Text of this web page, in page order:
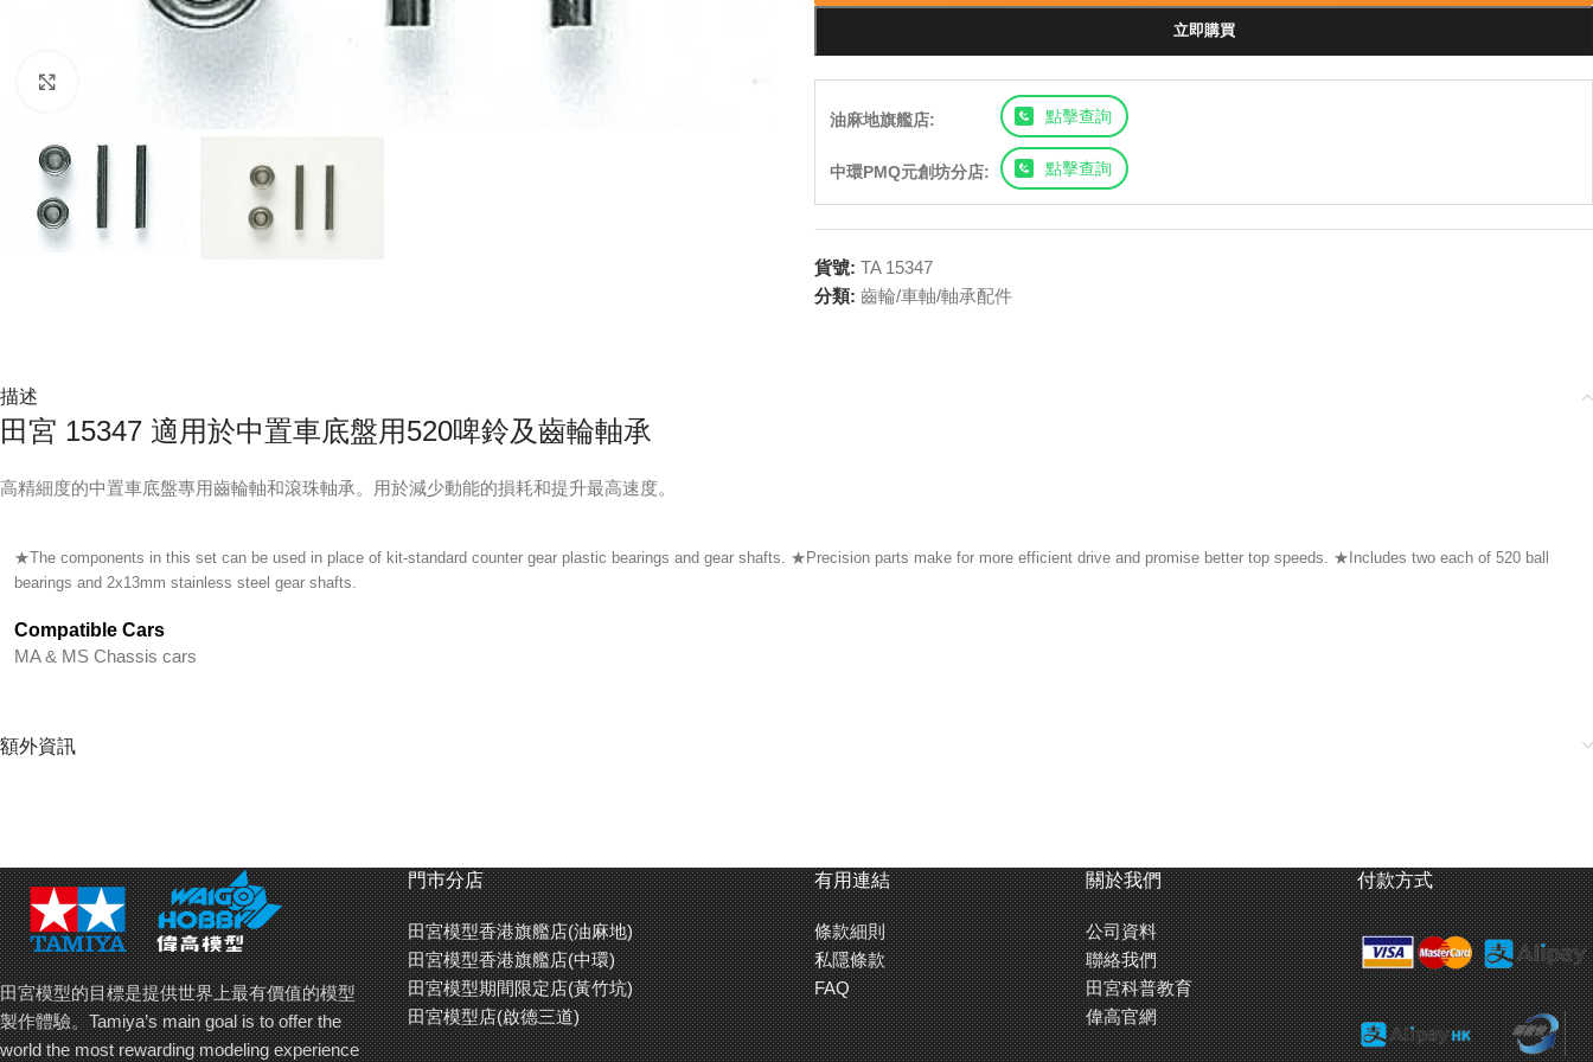
立即購買
油麻地旗艦店: 點擊查詢
中環PMQ元創坊分店: 點擊查詢
貨號: TA 15347
分類: 齒輪/車軸/軸承配件
描述
田宮 15347 適用於中置車底盤用520啤鈴及齒輪軸承
高精細度的中置車底盤專用齒輪軸和滾珠軸承。用於減少動能的損耗和提升最高速度。
★The components in this set can be used in place of kit-standard counter gear plastic bearings and gear shafts. ★Precision parts make for more efficient drive and promise better top speeds. ★Includes two each of 520 ball
bearings and 2x13mm stainless steel gear shafts.
Compatible Cars
MA & MS Chassis cars
額外資訊
田宮模型的目標是提供世界上最有價值的模型
製作體驗。Tamiya’s main goal is to offer the
world the most rewarding modeling experience
門巿分店
田宮模型香港旗艦店(油麻地)
田宮模型香港旗艦店(中環)
田宮模型期間限定店(黃竹坑)
田宮模型店(啟德三道)
有用連結
條款細則
私隱條款
FAQ
關於我們
公司資料
聯絡我們
田宮科普教育
偉高官網
付款方式